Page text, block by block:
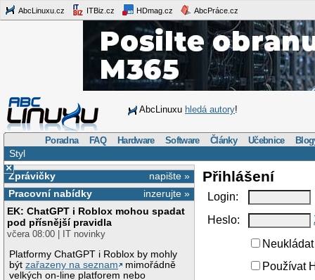
AbcLinuxu.cz ITBiz.cz HDmag.cz AbcPráce.cz
AbcLinuxu hledá autory!
Poradna FAQ Hardware Software Články Učebnice
Styl
×
napište »
Zprávičky
inzerujte »
Pracovní nabídky
EK: ChatGPT i Roblox mohou spadat
pod přísnější pravidla
včera 08:00 | IT novinky
Platformy ChatGPT i Roblox by mohly
býtzařazeny na seznam
mimořádně
velkých on-line platforem nebo
Přihlášení
Login:
Heslo:
Používat